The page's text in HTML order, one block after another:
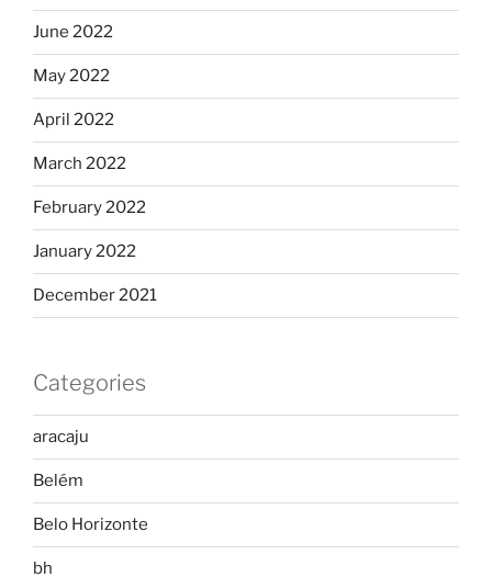
June 2022
May 2022
April 2022
March 2022
February 2022
January 2022
December 2021
Categories
aracaju
Belém
Belo Horizonte
bh